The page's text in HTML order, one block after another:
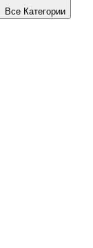
Все Категории